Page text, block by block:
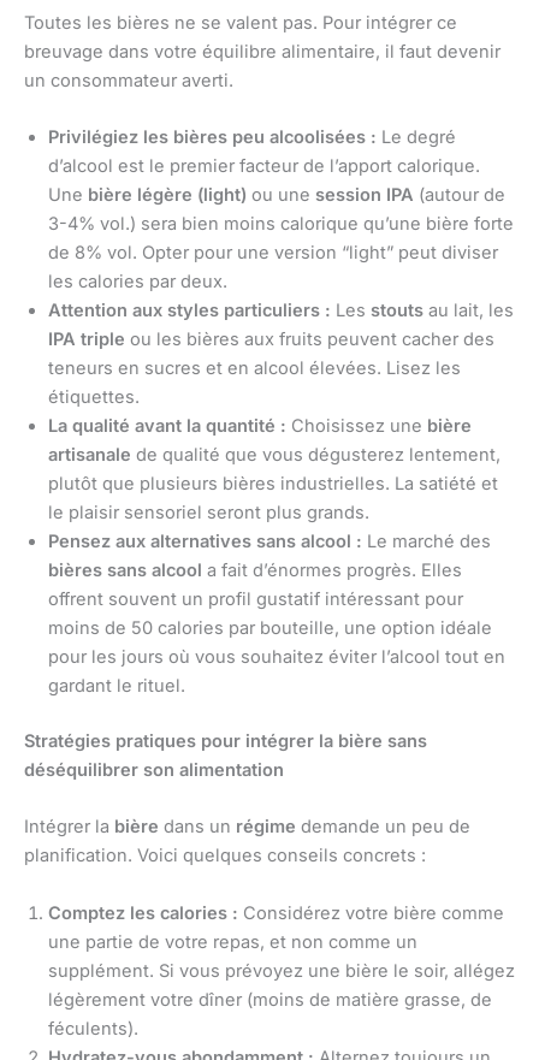
Toutes les bières ne se valent pas. Pour intégrer ce
breuvage dans votre équilibre alimentaire, il faut devenir
un consommateur averti.
Privilégiez les bières peu alcoolisées : Le degré
d’alcool est le premier facteur de l’apport calorique.
Une bière légère (light) ou une session IPA (autour de
3-4% vol.) sera bien moins calorique qu’une bière forte
de 8% vol. Opter pour une version “light” peut diviser
les calories par deux.
Attention aux styles particuliers : Les stouts au lait, les
IPA triple ou les bières aux fruits peuvent cacher des
teneurs en sucres et en alcool élevées. Lisez les
étiquettes.
La qualité avant la quantité : Choisissez une bière
artisanale de qualité que vous dégusterez lentement,
plutôt que plusieurs bières industrielles. La satiété et
le plaisir sensoriel seront plus grands.
Pensez aux alternatives sans alcool : Le marché des
bières sans alcool a fait d’énormes progrès. Elles
offrent souvent un profil gustatif intéressant pour
moins de 50 calories par bouteille, une option idéale
pour les jours où vous souhaitez éviter l’alcool tout en
gardant le rituel.
Stratégies pratiques pour intégrer la bière sans
déséquilibrer son alimentation
Intégrer la bière dans un régime demande un peu de
planification. Voici quelques conseils concrets :
Comptez les calories : Considérez votre bière comme
une partie de votre repas, et non comme un
supplément. Si vous prévoyez une bière le soir, allégez
légèrement votre dîner (moins de matière grasse, de
féculents).